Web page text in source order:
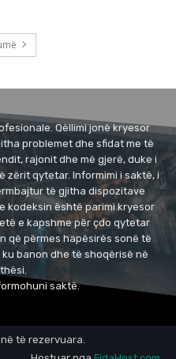
Qëllimi jonë kryesor
problemet dhe sfidat me të
rajonit dhe më gjerë, duke i
zërit qytetar. Informimi i saktë, i
të gjitha dispozitave
kodeksin është parimi kryesor
e kapshme për çdo qytetar
që përmes hapësirës sonë të
banon dhe të shoqërisë në
saktë.
të rezervuara.